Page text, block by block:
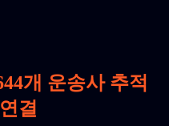
개 운송사 추적
결